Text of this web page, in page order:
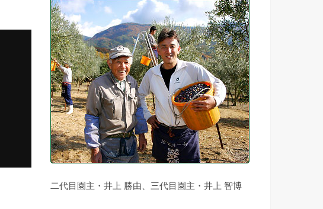
二代目園主・井上 勝由、三代目園主・井上 智博